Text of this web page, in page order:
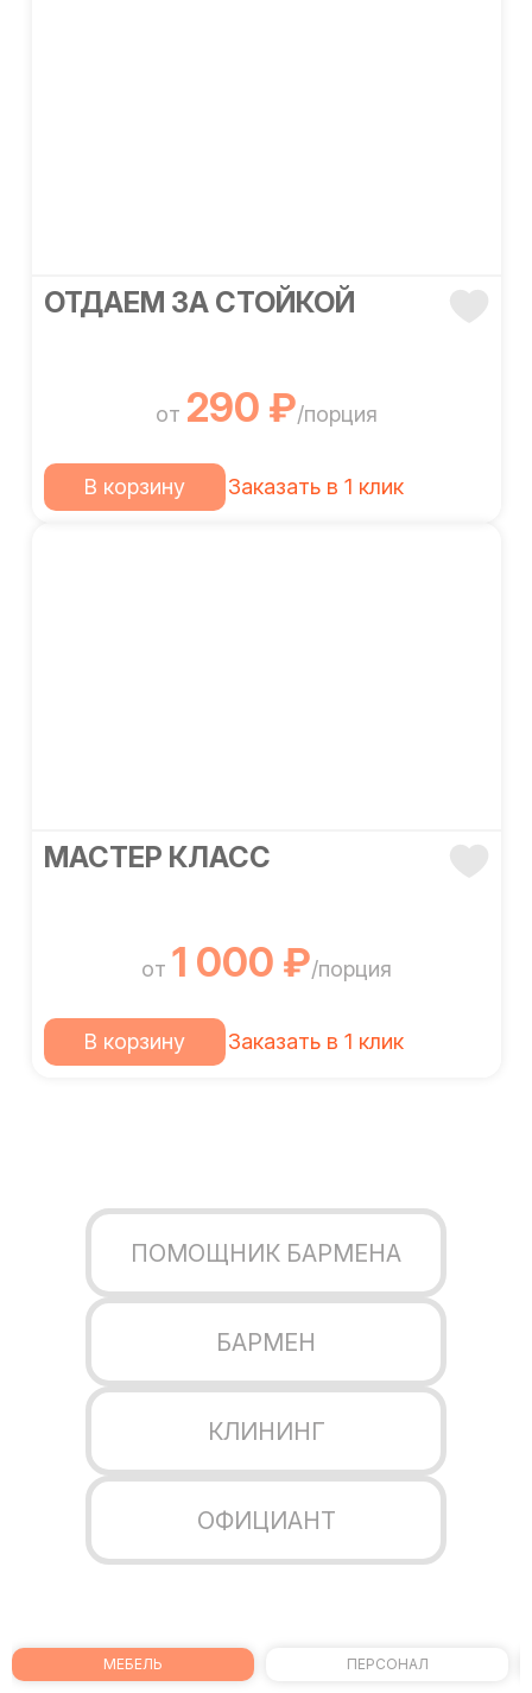
ОТДАЕМ ЗА СТОЙКОЙ
от 290 ₽/порция
В корзину Заказать в 1 клик
МАСТЕР КЛАСС
от 1 000 ₽/порция
В корзину Заказать в 1 клик
ПОМОЩНИК БАРМЕНА
БАРМЕН
КЛИНИНГ
ОФИЦИАНТ
МЕБЕЛЬ ПЕРСОНАЛ